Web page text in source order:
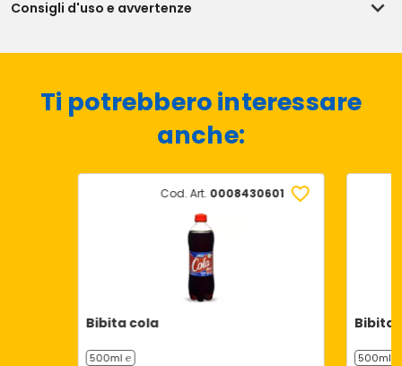
Consigli d'uso e avvertenze
Ti potrebbero interessare
anche:
Cod. Art. 0008430601
Bibita cola
500ml ℮
Bibita
500ml ℮